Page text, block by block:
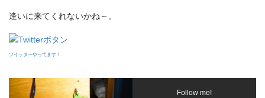
逢いに来てくれないかね～。
ツイッターやってます！
Follow me!